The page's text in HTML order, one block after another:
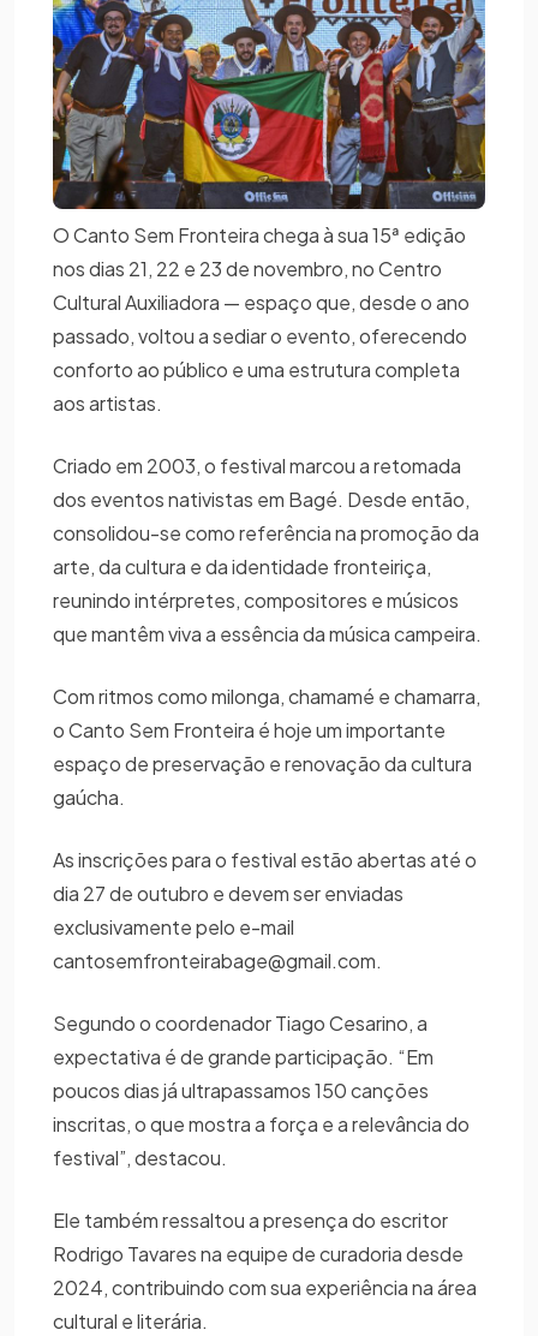
O Canto Sem Fronteira chega à sua 15ª edição
nos dias 21, 22 e 23 de novembro, no Centro
Cultural Auxiliadora — espaço que, desde o ano
passado, voltou a sediar o evento, oferecendo
conforto ao público e uma estrutura completa
aos artistas.
Criado em 2003, o festival marcou a retomada
dos eventos nativistas em Bagé. Desde então,
consolidou-se como referência na promoção da
arte, da cultura e da identidade fronteiriça,
reunindo intérpretes, compositores e músicos
que mantêm viva a essência da música campeira.
Com ritmos como milonga, chamamé e chamarra,
o Canto Sem Fronteira é hoje um importante
espaço de preservação e renovação da cultura
gaúcha.
As inscrições para o festival estão abertas até o
dia 27 de outubro e devem ser enviadas
exclusivamente pelo e-mail
cantosemfronteirabage@gmail.com.
Segundo o coordenador Tiago Cesarino, a
expectativa é de grande participação. “Em
poucos dias já ultrapassamos 150 canções
inscritas, o que mostra a força e a relevância do
festival”, destacou.
Ele também ressaltou a presença do escritor
Rodrigo Tavares na equipe de curadoria desde
2024, contribuindo com sua experiência na área
cultural e literária.